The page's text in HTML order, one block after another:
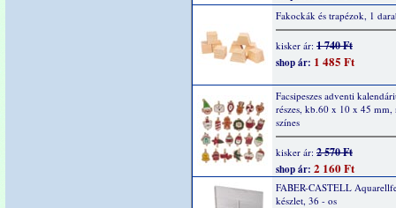
Fakockák és trapézok, 1
kisker ár: 1 740 Ft
shop ár: 1 485 Ft
Facsipeszes adventi
részes, kb.60 x 10 x 45 mm,
színes
kisker ár: 2 570 Ft
shop ár: 2 160 Ft
FABER-CASTELL
készlet, 36 - os